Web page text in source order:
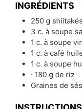
INGRÉDIENTS
250 g
3 c. à soupe
1 c. à soupe
1 c. à café
1 c. à soupe
∙ 180 g de riz
Graines de